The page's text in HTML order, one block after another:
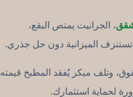
، الجرانيت يمتص البقع،
تستنزف الميزانية دون حل جذري.
وتلف مبكر يُفقد المطبخ قيمته
لحماية استثمارك.